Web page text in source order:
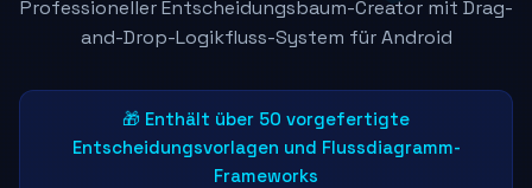
Professioneller Entscheidungsbaum-Creator mit Drag-
and-Drop-Logikfluss-System für Android
🎁 Enthält über 50 vorgefertigte
Entscheidungsvorlagen und Flussdiagramm-
Frameworks